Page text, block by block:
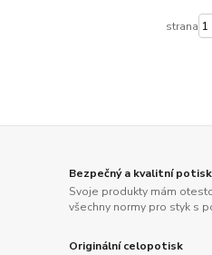
strana
Bezpečný a kvalitní
Svoje produkty mám
všechny normy pro styk s
Originální celopotisk